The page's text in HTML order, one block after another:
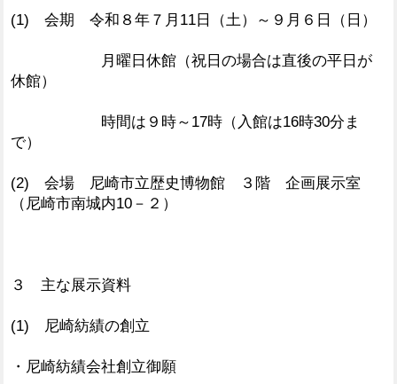
(1) 会期 令和８年７月11日（土）～９月６日（日）
月曜日休館（祝日の場合は直後の平日が
休館）
時間は９時～17時（入館は16時30分ま
で）
(2) 会場 尼崎市立歴史博物館 ３階 企画展示室
（尼崎市南城内10－２）
３ 主な展示資料
(1) 尼崎紡績の創立
・尼崎紡績会社創立御願